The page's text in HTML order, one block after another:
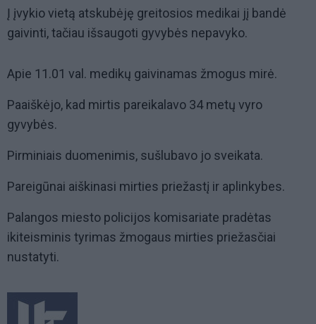
Į įvykio vietą atskubėję greitosios medikai jį bandė
gaivinti, tačiau išsaugoti gyvybės nepavyko.
Apie 11.01 val. medikų gaivinamas žmogus mirė.
Paaiškėjo, kad mirtis pareikalavo 34 metų vyro
gyvybės.
Pirminiais duomenimis, sušlubavo jo sveikata.
Pareigūnai aiškinasi mirties priežastį ir aplinkybes.
Palangos miesto policijos komisariate pradėtas
ikiteisminis tyrimas žmogaus mirties priežasčiai
nustatyti.